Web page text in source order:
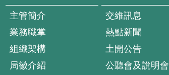
主管簡介
業務職掌
組織架構
局徽介紹
交維訊息
熱點新聞
土開公告
公聽會及說明會